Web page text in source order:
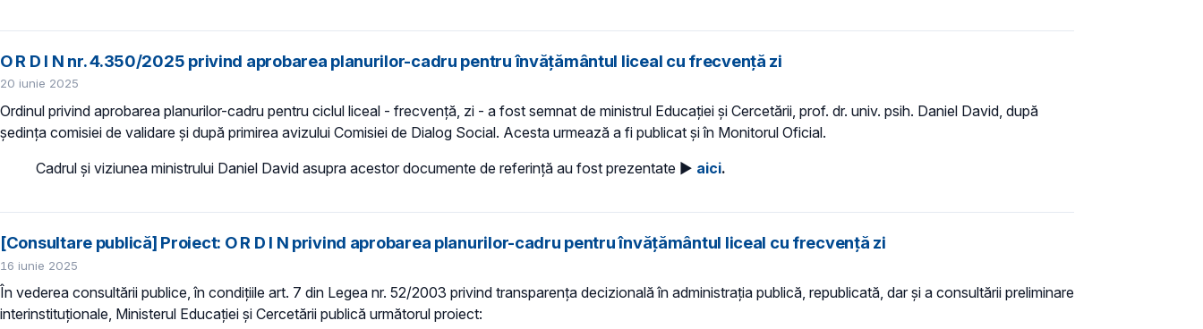
O R D I N nr. 4.350/2025 privind aprobarea planurilor-cadru pentru învățământul liceal cu frecvență zi
20 iunie 2025
Ordinul privind aprobarea planurilor-cadru pentru ciclul liceal - frecvență, zi - a fost semnat de ministrul Educației și Cercetării, prof. dr. univ. psih. Daniel David, după
ședința comisiei de validare și după primirea avizului Comisiei de Dialog Social. Acesta urmează a fi publicat și în Monitorul Oficial.
Cadrul și viziunea ministrului Daniel David asupra acestor documente de referință au fost prezentate ► aici.
[Consultare publică] Proiect: O R D I N privind aprobarea planurilor-cadru pentru învățământul liceal cu frecvență zi
16 iunie 2025
În vederea consultării publice, în condiţiile art. 7 din Legea nr. 52/2003 privind transparenţa decizională în administraţia publică, republicată, dar și a consultării preliminare
interinstituționale, Ministerul Educaţiei și Cercetării publică următorul proiect: